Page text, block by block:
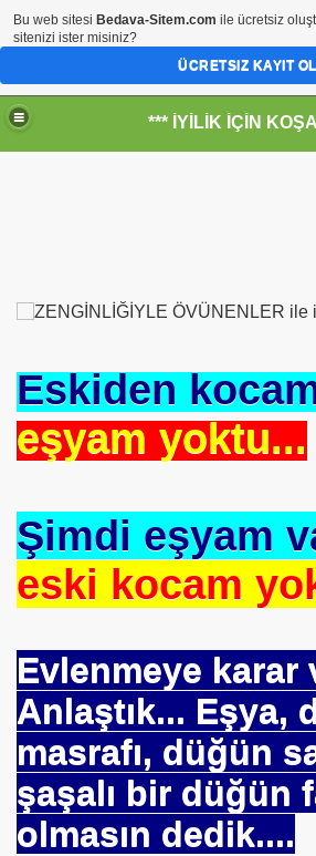
Eskiden
eşyam yoktu...
Şimdi eşyam
eski kocam
Evlenmeye karar
Anlaştık... Eşya,
masrafı, düğün
şaşalı bir düğün
olmasın dedik....
-Engellenen Mühendis !!!
Halal Food
AS-DER.
TARİHİ MÜZESİ
Bu web sitesi Bedava-Sitem.com ile ücretsiz
sitenizi ister misiniz?
ÜCRETSIZ KAYIT OL